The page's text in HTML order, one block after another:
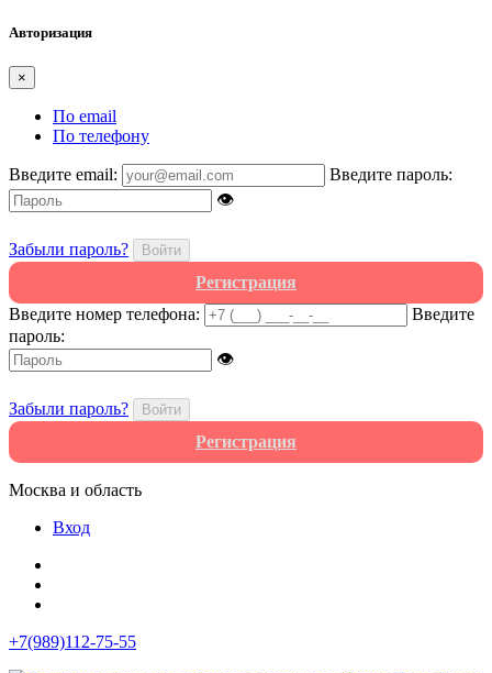
Авторизация
×
По email
По телефону
Введите email:
Введите пароль:
👁
Забыли пароль? Войти
Регистрация
Введите номер телефона:
Введите
пароль:
👁
Забыли пароль? Войти
Регистрация
Москва и область
Вход
+7(989)112-75-55